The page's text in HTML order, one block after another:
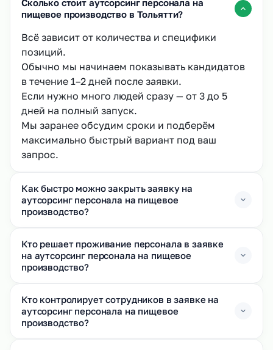
пищевое производство в Тольятти?
Всё зависит от количества и специфики
позиций.
Обычно мы начинаем показывать кандидатов
в течение 1–2 дней после заявки.
Если нужно много людей сразу — от 3 до 5
дней на полный запуск.
Мы заранее обсудим сроки и подберём
максимально быстрый вариант под ваш
запрос.
Как быстро можно закрыть заявку на
аутсорсинг персонала на пищевое
производство?
Кто решает проживание персонала в заявке
на аутсорсинг персонала на пищевое
производство?
Кто контролирует сотрудников в заявке на
аутсорсинг персонала на пищевое
производство?